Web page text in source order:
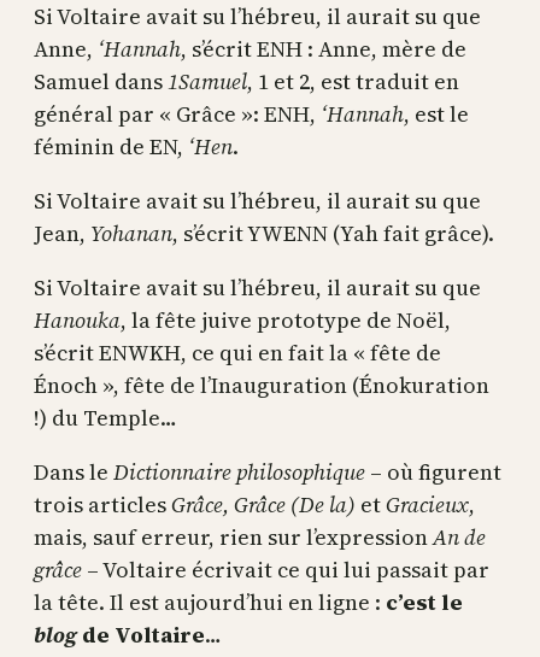
Si Voltaire avait su l’hébreu, il aurait su que
Anne, ‘Hannah, s’écrit ENH : Anne, mère de
Samuel dans1Samuel, 1 et 2, est traduit en
général par « Grâce »: ENH, ‘Hannah, est le
féminin de EN, ‘Hen.
Si Voltaire avait su l’hébreu, il aurait su que
Jean, Yohanan, s’écrit YWENN (Yah fait grâce).
Si Voltaire avait su l’hébreu, il aurait su que
Hanouka, la fête juive prototype de Noël,
s’écrit ENWKH, ce qui en fait la « fête de
Énoch », fête de l’Inauguration (Énokuration
!) du Temple…
Dans le Dictionnaire philosophique – où figurent
trois articlesGrâce, Grâce (De la) etGracieux,
mais, sauf erreur, rien sur l’expressionAn de
grâce – Voltaire écrivait ce qui lui passait par
la tête. Il est aujourd’hui en ligne : c’est le
blogde Voltaire…